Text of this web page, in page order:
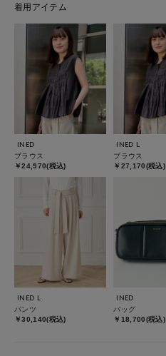
着用アイテム
INED
ブラウス
￥24,970(税込)
INED L
ブラウス
￥27,170(税込)
INED L
パンツ
￥30,140(税込)
INED
バッグ
￥18,700(税込)